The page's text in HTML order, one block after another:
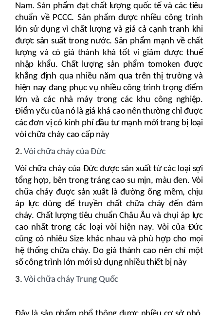
Nam. Sản phẩm đạt chất lượng quốc tế và các tiêu
chuẩn về PCCC. Sản phẩm được nhiều công trình
lớn sử dụng vì chất lượng và giá cả cạnh tranh khi
được sản suất trong nước. Sản phẩm mạnh về chất
lượng và có giá thành khá tốt vì giảm được thuế
nhập khẩu. Chất lượng sản phẩm tomoken được
khẳng định qua nhiều năm qua trên thị trường và
hiện nay đang phục vụ nhiều công trình trọng điểm
lớn và các nhà máy trong các khu công nghiệp.
Điểm yếu của nó là giá khá cao nên thường chỉ được
các đơn vị có kinh phí đầu tư mạnh mới trang bị loại
vòi chữa cháy cao cấp này
2.Vòi chữa cháy của Đức
Vòi chữa cháy của Đức được sản xuất từ các loại sợi
tổng hợp, bên trong tráng cao su mịn, màu đen. Vòi
chữa cháy được sản xuất là đường ống mềm, chịu
áp lực dùng để truyền chất chữa cháy đến đám
cháy. Chất lượng tiêu chuẩn Châu Âu và chụi áp lực
cao nhất trong các loại vòi hiện nay. Vòi của Đức
cũng có nhiêu Size khác nhau và phù hợp cho mọi
hệ thống chữa cháy. Do giá thành cao nên chỉ một
số công trình lớn mới sử dụng nhiều thiết bị này
3.Vòi chữa cháy Trung Quốc